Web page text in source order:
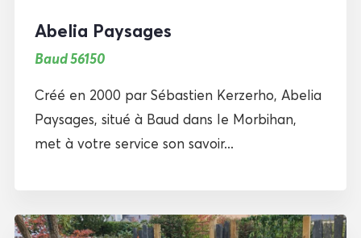
Abelia Paysages
Baud 56150
Créé en 2000 par Sébastien Kerzerho, Abelia
Paysages, situé à Baud dans le Morbihan,
met à votre service son savoir...